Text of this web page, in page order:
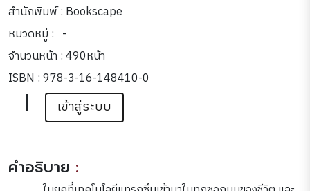
สำนักพิมพ์ : Bookscape
หมวดหมู่ : -
จำนวนหน้า : 490หน้า
ISBN : 978-3-16-148410-0
| เข้าสู่ระบบ
คำอธิบาย :